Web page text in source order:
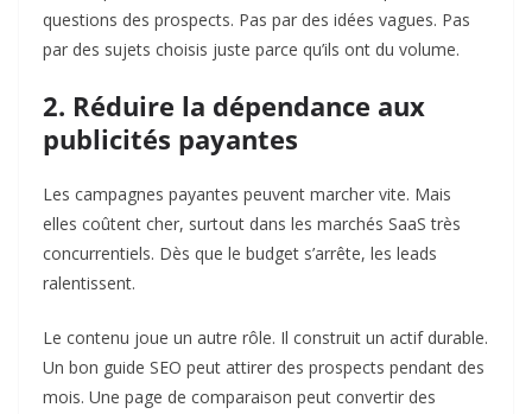
questions des prospects. Pas par des idées vagues. Pas
par des sujets choisis juste parce qu’ils ont du volume.
2. Réduire la dépendance aux
publicités payantes
Les campagnes payantes peuvent marcher vite. Mais
elles coûtent cher, surtout dans les marchés SaaS très
concurrentiels. Dès que le budget s’arrête, les leads
ralentissent.
Le contenu joue un autre rôle. Il construit un actif durable.
Un bon guide SEO peut attirer des prospects pendant des
mois. Une page de comparaison peut convertir des